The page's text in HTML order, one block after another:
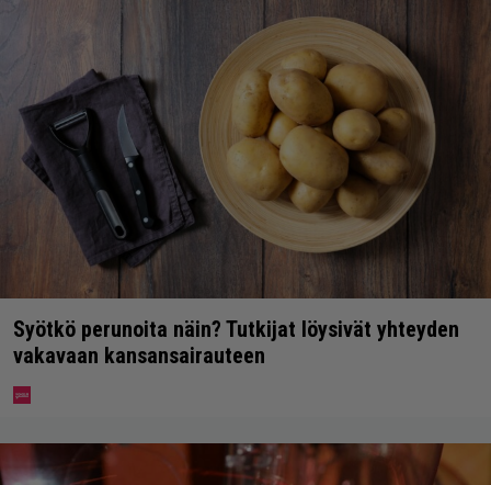
Syötkö perunoita näin? Tutkijat löysivät yhteyden
vakavaan kansansairauteen